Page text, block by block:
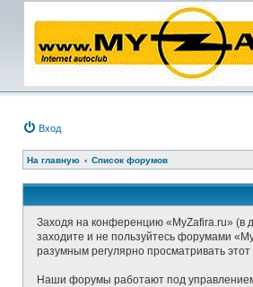
Вход
На главную Список форумов
Заходя на конференцию «MyZafira.ru» (в
заходите и не пользуйтесь форумами
разумным регулярно просматривать
Наши форумы работают под